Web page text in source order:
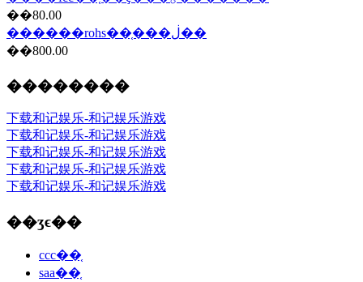
��80.00
������rohs��֤���ڶ��
��800.00
��������
下载和记娱乐-和记娱乐游戏
下载和记娱乐-和记娱乐游戏
下载和记娱乐-和记娱乐游戏
下载和记娱乐-和记娱乐游戏
下载和记娱乐-和记娱乐游戏
��ʒϵ��
ccc��֤
saa��֤